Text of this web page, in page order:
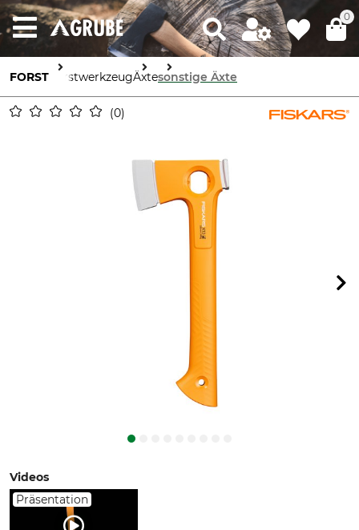
0
FORST ForstwerkzeugÄxtesonstige Äxte
0
Videos
Präsentation